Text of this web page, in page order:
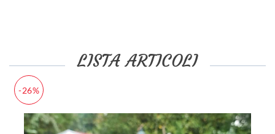
LISTA ARTICOLI
-26%